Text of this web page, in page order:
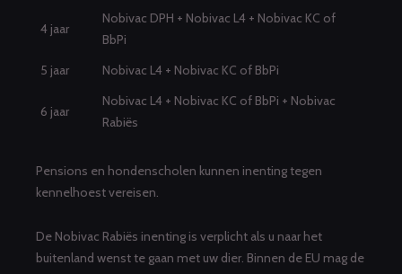
4 jaar
Nobivac DPH + Nobivac L4 + Nobivac KC of
BbPi
5 jaar
Nobivac L4 + Nobivac KC of BbPi
6 jaar
Nobivac L4 + Nobivac KC of BbPi + Nobivac
Rabiës
Pensions en hondenscholen kunnen inenting tegen
kennelhoest vereisen.
De Nobivac Rabiës inenting is verplicht als u naar het
buitenland wenst te gaan met uw dier. Binnen de EU mag de